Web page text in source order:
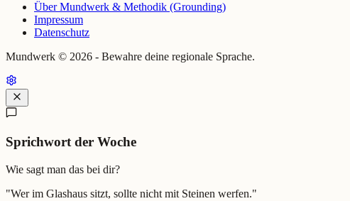
Über Mundwerk & Methodik (Grounding)
Impressum
Datenschutz
Mundwerk © 2026 - Bewahre deine regionale Sprache.
Sprichwort der Woche
Wie sagt man das bei dir?
"Wer im Glashaus sitzt, sollte nicht mit Steinen werfen."